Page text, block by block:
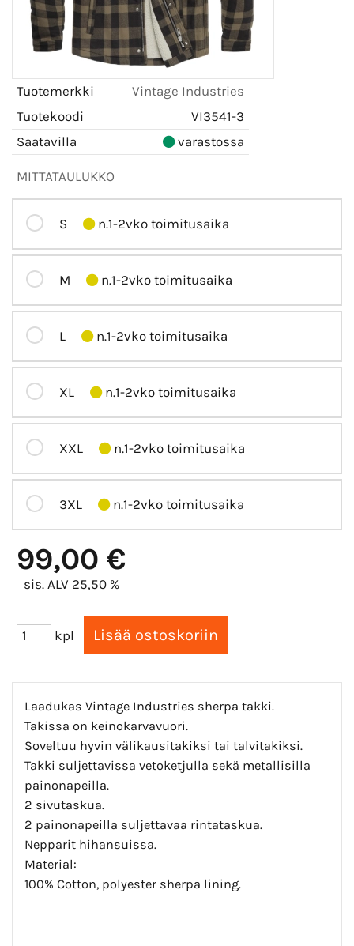
Tuotemerkki
Vintage Industries
Tuotekoodi
VI3541-3
Saatavilla
varastossa
MITTATAULUKKO
S n.1-2vko toimitusaika
M n.1-2vko toimitusaika
L n.1-2vko toimitusaika
XL n.1-2vko toimitusaika
XXL n.1-2vko toimitusaika
3XL n.1-2vko toimitusaika
99,00 €
sis. ALV 25,50 %
kpl
Laadukas Vintage Industries sherpa takki.
Takissa on keinokarvavuori.
Soveltuu hyvin välikausitakiksi tai talvitakiksi.
Takki suljettavissa vetoketjulla sekä metallisilla
painonapeilla.
2 sivutaskua.
2 painonapeilla suljettavaa rintataskua.
Nepparit hihansuissa.
Material:
100% Cotton, polyester sherpa lining.